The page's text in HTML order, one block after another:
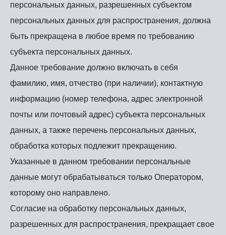
персональных данных, разрешенных субъектом
персональных данных для распространения, должна
быть прекращена в любое время по требованию
субъекта персональных данных.
Данное требование должно включать в себя
фамилию, имя, отчество (при наличии), контактную
информацию (номер телефона, адрес электронной
почты или почтовый адрес) субъекта персональных
данных, а также перечень персональных данных,
обработка которых подлежит прекращению.
Указанные в данном требовании персональные
данные могут обрабатываться только Оператором,
которому оно направлено.
Согласие на обработку персональных данных,
разрешенных для распространения, прекращает свое